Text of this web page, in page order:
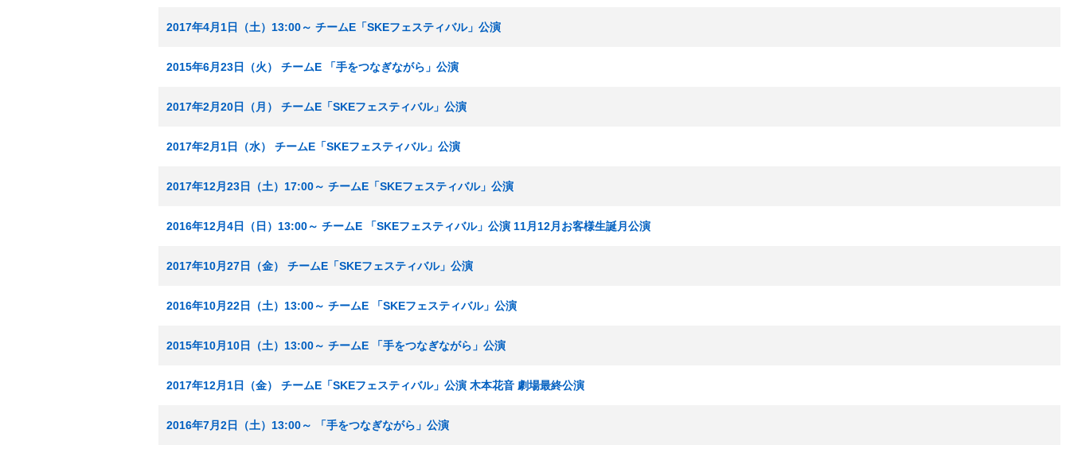
2017年4月1日（土）13:00～ チームE「SKEフェスティバル」公演
2015年6月23日（火） チームE 「手をつなぎながら」公演
2017年2月20日（月） チームE「SKEフェスティバル」公演
2017年2月1日（水） チームE「SKEフェスティバル」公演
2017年12月23日（土）17:00～ チームE「SKEフェスティバル」公演
2016年12月4日（日）13:00～ チームE 「SKEフェスティバル」公演 11月12月お客様生誕月公演
2017年10月27日（金） チームE「SKEフェスティバル」公演
2016年10月22日（土）13:00～ チームE 「SKEフェスティバル」公演
2015年10月10日（土）13:00～ チームE 「手をつなぎながら」公演
2017年12月1日（金） チームE「SKEフェスティバル」公演 木本花音 劇場最終公演
2016年7月2日（土）13:00～ 「手をつなぎながら」公演